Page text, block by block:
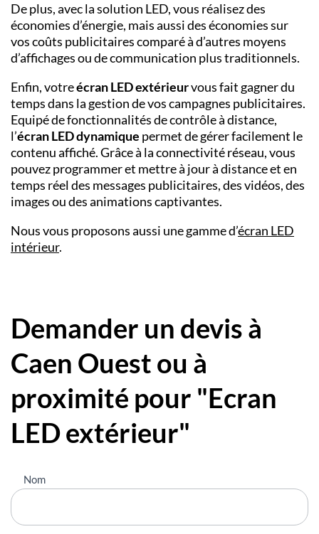
De plus, avec la solution LED, vous réalisez des
économies d’énergie, mais aussi des économies sur
vos coûts publicitaires comparé à d’autres moyens
d’affichages ou de communication plus traditionnels.
Enfin, votreécran LED extérieurvous fait gagner du
temps dans la gestion de vos campagnes publicitaires.
Equipé de fonctionnalités de contrôle à distance,
l’écran LED dynamique permet de gérer facilement le
contenu affiché. Grâce à la connectivité réseau, vous
pouvezprogrammer et mettre à jour à distance et en
temps réel des messages publicitaires, des vidéos, des
images ou des animations captivantes.
Nous vous proposons aussi une gamme d’écran LED
intérieur.
Demander un devis à
Caen Ouest ou à
proximité pour "Ecran
LED extérieur"
Nous
contacter
Nom